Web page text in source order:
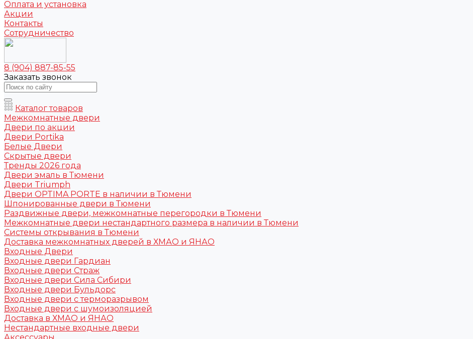
Оплата и установка
Акции
Контакты
Сотрудничество
8 (904) 887-85-55
Заказать звонок
Каталог товаров
Межкомнатные двери
Двери по акции
Двери Portika
Белые Двери
Скрытые двери
Тренды 2026 года
Двери эмаль в Тюмени
Двери Triumph
Двери OPTIMA PORTE в наличии в Тюмени
Шпонированные двери в Тюмени
Раздвижные двери, межкомнатные перегородки в Тюмени
Межкомнатные двери нестандартного размера в наличии в Тюмени
Системы открывания в Тюмени
Доставка межкомнатных дверей в ХМАО и ЯНАО
Входные Двери
Входные двери Гардиан
Входные двери Страж
Входные двери Сила Сибири
Входные двери Бульдорс
Входные двери с терморазрывом
Входные двери с шумоизоляцией
Доставка в ХМАО и ЯНАО
Нестандартные входные двери